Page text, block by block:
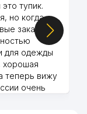
тупик.
но когда
заказы,
для одежды
хорошая
теперь вижу
очень